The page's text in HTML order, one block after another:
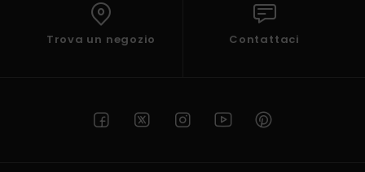
Trova un negozio Contattaci